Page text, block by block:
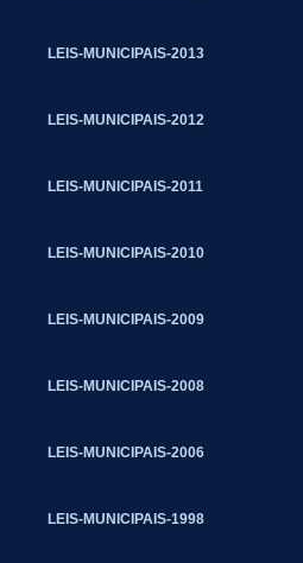
LEIS-MUNICIPAIS-2013
LEIS-MUNICIPAIS-2012
LEIS-MUNICIPAIS-2011
LEIS-MUNICIPAIS-2010
LEIS-MUNICIPAIS-2009
LEIS-MUNICIPAIS-2008
LEIS-MUNICIPAIS-2006
LEIS-MUNICIPAIS-1998